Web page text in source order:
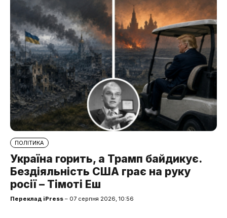
ПОЛІТИКА
Україна горить, а Трамп байдикує.
Бездіяльність США грає на руку
росії – Тімоті Еш
Переклад iPress – 07 серпня 2026, 10:56